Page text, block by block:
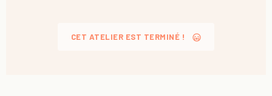
CET ATELIER EST TERMINÉ !